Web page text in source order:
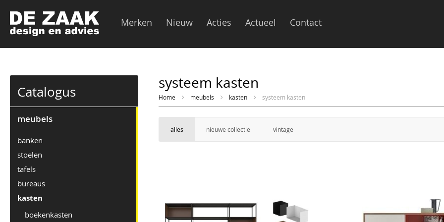
Merken Nieuw Acties Actueel Contact
systeem kasten
Home meubels kasten systeem kasten
alles nieuwe collectie vintage
Catalogus
meubels
banken
stoelen
tafels
bureaus
kasten
boekenkasten